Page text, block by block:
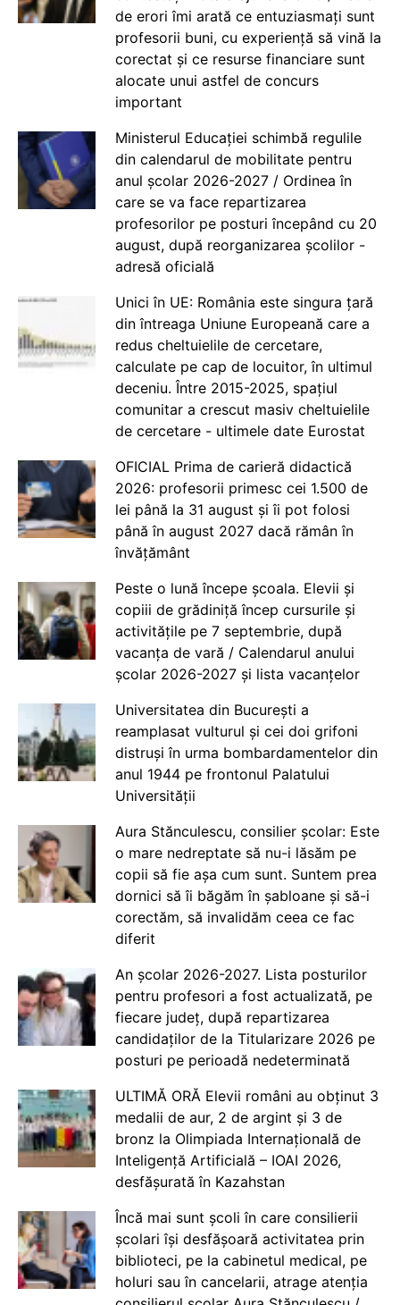
de erori îmi arată ce entuziasmați sunt
profesorii buni, cu experiență să vină la
corectat și ce resurse financiare sunt
alocate unui astfel de concurs
important
Ministerul Educației schimbă regulile
din calendarul de mobilitate pentru
anul școlar 2026-2027 / Ordinea în
care se va face repartizarea
profesorilor pe posturi începând cu 20
august, după reorganizarea școlilor -
adresă oficială
Unici în UE: România este singura țară
din întreaga Uniune Europeană care a
redus cheltuielile de cercetare,
calculate pe cap de locuitor, în ultimul
deceniu. Între 2015-2025, spațiul
comunitar a crescut masiv cheltuielile
de cercetare - ultimele date Eurostat
OFICIAL Prima de carieră didactică
2026: profesorii primesc cei 1.500 de
lei până la 31 august și îi pot folosi
până în august 2027 dacă rămân în
învățământ
Peste o lună începe școala. Elevii și
copiii de grădiniță încep cursurile și
activitățile pe 7 septembrie, după
vacanța de vară / Calendarul anului
școlar 2026-2027 și lista vacanțelor
Universitatea din București a
reamplasat vulturul și cei doi grifoni
distruși în urma bombardamentelor din
anul 1944 pe frontonul Palatului
Universității
Aura Stănculescu, consilier școlar: Este
o mare nedreptate să nu-i lăsăm pe
copii să fie așa cum sunt. Suntem prea
dornici să îi băgăm în șabloane și să-i
corectăm, să invalidăm ceea ce fac
diferit
An școlar 2026-2027. Lista posturilor
pentru profesori a fost actualizată, pe
fiecare județ, după repartizarea
candidaților de la Titularizare 2026 pe
posturi pe perioadă nedeterminată
ULTIMĂ ORĂ Elevii români au obținut 3
medalii de aur, 2 de argint și 3 de
bronz la Olimpiada Internațională de
Inteligență Artificială – IOAI 2026,
desfășurată în Kazahstan
Încă mai sunt școli în care consilierii
școlari își desfășoară activitatea prin
biblioteci, pe la cabinetul medical, pe
holuri sau în cancelarii, atrage atenția